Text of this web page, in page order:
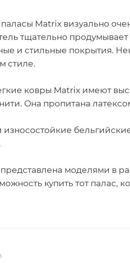
Matrix визуально
тщательно
и стильные покрытия.
стиле.
ковры Matrix имеют
Она пропитана
износостойкие
моделями в
купить тот палас,